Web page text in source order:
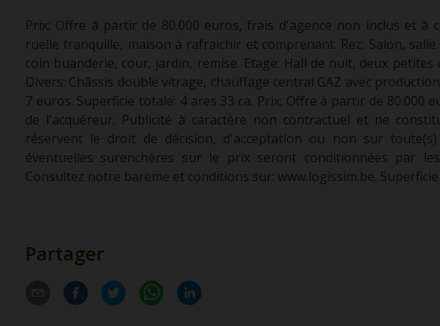
Prix: Offre à partir de 80.000 euros, frais d'agence non inclus et à
ruelle tranquille, maison à rafraichir et comprenant: Rez: Salon,
coin buanderie, cour, jardin, remise. Etage: Hall de nuit, deux
Divers: Châssis double vitrage, chauffage central GAZ avec production
7 euros. Superficie totale: 4 ares 33 ca. Prix: Offre à partir de 80.000
de l'acquéreur. Publicité à caractère non contractuel et ne
réservent le droit de décision, d'acceptation ou non sur
éventuelles surenchères sur le prix seront conditionnées par
Consultez notre barème et conditions sur: www.logissim.be.
Partager